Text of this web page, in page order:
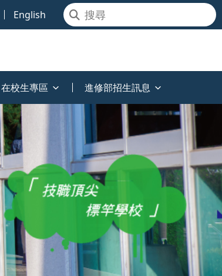
English
在校生專區 進修部招生訊息